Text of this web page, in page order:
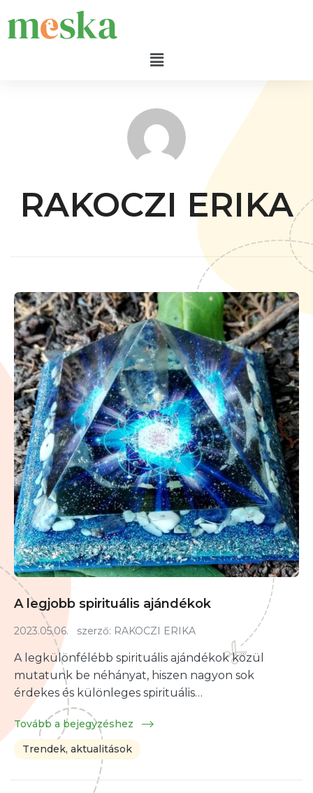
RAKOCZI ERIKA
A legjobb spirituális ajándékok
2023.05.06. szerző: RAKOCZI ERIKA
A legkülönfélébb spirituális ajándékok közül
mutatunk be néhányat, hiszen nagyon sok
érdekes és különleges spirituális…
Tovább a bejegyzéshez
Trendek, aktualitások